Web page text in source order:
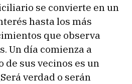
se convierte en un
hasta los más
que observa
Un día comienza a
de sus vecinos es un
verdad o serán